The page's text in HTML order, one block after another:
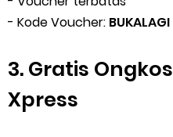
- Kode Voucher: BUKALAGI
3. Gratis
Xpress